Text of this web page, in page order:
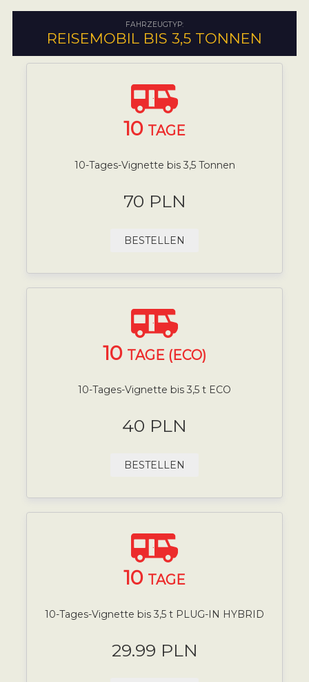
FAHRZEUGTYP:
REISEMOBIL BIS 3,5 TONNEN
10 TAGE
10-Tages-Vignette bis 3,5 Tonnen
70 PLN
BESTELLEN
10 TAGE (ECO)
10-Tages-Vignette bis 3,5 t ECO
40 PLN
BESTELLEN
10 TAGE
10-Tages-Vignette bis 3,5 t PLUG-IN HYBRID
29.99 PLN